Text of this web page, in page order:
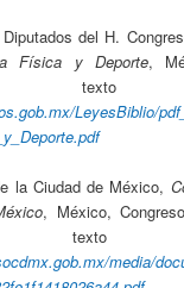
del H.
Física y Deporte,
texto
LeyesBiblio/
la Ciudad de México,
, México,
texto
media/